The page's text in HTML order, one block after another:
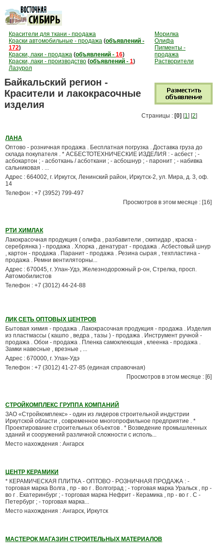
Красители для ткани - продажа
Краски автомобильные - продажа (объявлений -
172)
Краски, лаки - продажа (объявлений - 16)
Краски, лаки - производство (объявлений - 1)
Лазурол
Морилка
Олифа
Пигменты -
продажа
Растворители
Байкальский регион -
Красители и лакокрасочные
изделия
Страницы : [0] [1] [2]
ЛАНА
Оптово - розничная продажа . Бесплатная погрузка . Доставка груза до
склада покупателя . * АСБЕСТОТЕХНИЧЕСКИЕ ИЗДЕЛИЯ : - асбест ; -
асбокартон ; - асботкань / асботкани ; - асбошнур ; - паронит ; - набивка
сальниковая . ...
Адрес : 664002, г. Иркутск, Ленинский район, Иркутск-2, ул. Мира, д. 3, оф.
14
Телефон : +7 (3952) 799-497
Просмотров в этом месяце : [16]
РТИ ХИМЛАК
Лакокрасочная продукция ( олифа , разбавители , скипидар , краска -
серебрянка ) - продажа . Хлорка , денатурат - продажа . Асбестовый шнур
, картон - продажа . Паранит - продажа . Резина сырая , техпластина -
продажа . Ремни вентиляторны...
Адрес : 670045, г. Улан-Удэ, Железнодорожный р-он, Стрелка, просп.
Автомобилистов
Телефон : +7 (3012) 44-24-88
ЛИК СЕТЬ ОПТОВЫХ ЦЕНТРОВ
Бытовая химия - продажа . Лакокрасочная продукция - продажа . Изделия
из пластмассы ( кашпо , ведра , тазы ) - продажа . Инструмент ручной -
продажа . Обои - продажа . Пленка самоклеющая , клеенка - продажа .
Замки навесные , врезные , ...
Адрес : 670000, г. Улан-Удэ
Телефон : +7 (3012) 41-27-85 (единая справочная)
Просмотров в этом месяце : [6]
СТРОЙКОМПЛЕКС ГРУППА КОМПАНИЙ
ЗАО «Стройкомплекс» - один из лидеров строительной индустрии
Иркутской области , современное многопрофильное предприятие . *
Проектирование строительных объектов . * Возведение промышленных
зданий и сооружений различной сложности с исполь...
Место нахождения : Ангарск
ЦЕНТР КЕРАМИКИ
* КЕРАМИЧЕСКАЯ ПЛИТКА - ОПТОВО - РОЗНИЧНАЯ ПРОДАЖА : -
торговая марка Волга , пр - во г . Волгоград ; - торговая марка Уральск , пр -
во г . Екатеринбург ; - торговая марка Нефрит - Керамика , пр - во г . С -
Петербург ; - торговая марка...
Место нахождения : Ангарск, Иркутск
МАСТЕРОК МАГАЗИН СТРОИТЕЛЬНЫХ МАТЕРИАЛОВ